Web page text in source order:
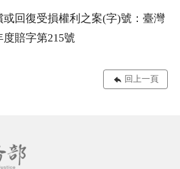
或回復受損權利之案(字)號：臺灣
賠字第215號
回上一頁